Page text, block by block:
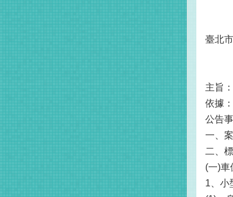
臺北
主旨
依據
公告事
一、
二、
(一)車
1、小